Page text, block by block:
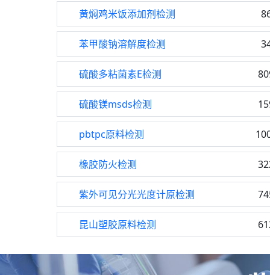
黄焖鸡米饭添加剂检测
苯甲酸钠溶解度检测
硫酸多粘菌素E检测
硫酸镁msds检测
pbtpc原料检测
橡胶防火检测
紫外可见分光光度计原检测
昆山塑胶原料检测